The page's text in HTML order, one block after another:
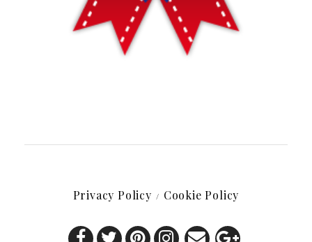
Privacy Policy Cookie Policy